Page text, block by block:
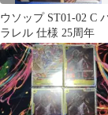
ウソップ ST01-02 C
ラレル 仕様 25周年